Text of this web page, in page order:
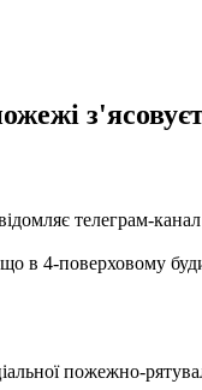
телеграм-канал
в 4-поверховому
пожежно-